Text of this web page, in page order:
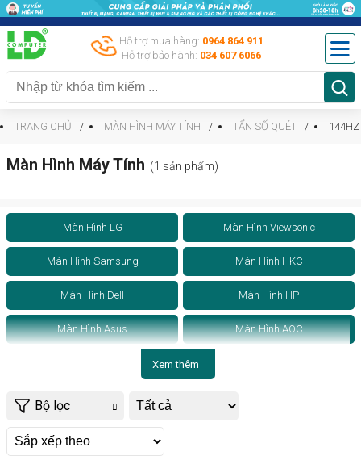
Hỗ trợ mua hàng: 0964 864 911
Hỗ trợ bảo hành: 034 607 6066
TRANG CHỦ MÀN HÌNH MÁY TÍNH TẨN SỐ QUÉT 144HZ
Màn Hình Máy Tính (1 sản phẩm)
Màn Hình LG Màn Hình Viewsonic
Màn Hình Samsung Màn Hình HKC
Màn Hình Dell Màn Hình HP
Màn Hình Asus Màn Hình AOC
Xem thêm
Bộ lọc